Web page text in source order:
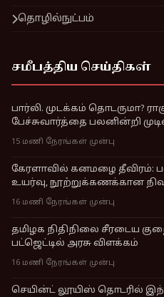
தொழில்நுட்பம்
சமீபத்திய செய்திகள்
பார்லி. முடக்கம் தொடருமா?
பேச்சுவார்த்தை பலனின்றி
15 மணி நேரங்கள் முன்பு
கேரளாவில் கனமழை தீவிரம்:
உயர்வு, நூற்றுக்கணக்கான
16 மணி நேரங்கள் முன்பு
தமிழக நிதிநிலை சீரடைய
பட்ஜெட்டில் அரசு விளக்கம்
16 மணி நேரங்கள் முன்பு
செயின்ட் லூயிஸ் தொடரில்